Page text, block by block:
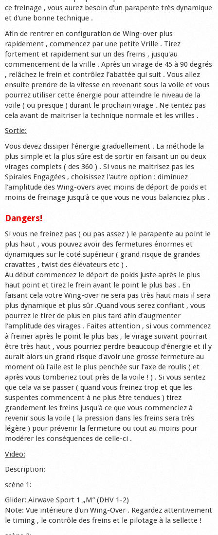
ce freinage , vous aurez besoin d'un parapente très dynamique
et d'une bonne technique .
Afin de rentrer en configuration de Wing-over plus
rapidement , commencez par une petite Vrille . Tirez
fortement et rapidement sur un des freins , jusqu'au
commencement de la vrille . Après un virage de 45 à 90 degrés
, relâchez le frein et contrôlez l'abattée qui suit . Vous allez
ensuite prendre de la vitesse en revenant sous la voile et vous
pourrez utiliser cette énergie pour atteindre le niveau de la
voile ( ou presque ) durant le prochain virage . Ne tentez pas
cela avant de maitriser la technique normale et les vrilles .
Sortie:
Vous devez dissiper l'énergie graduellement . La méthode la
plus simple et la plus sûre est de sortir en faisant un ou deux
virages complets ( des 360 ) . Si vous ne maitrisez pas les
Spirales Engagées , choisissez l'autre option : diminuez
l'amplitude des Wing-overs avec moins de déport de poids et
moins de freinage jusqu'à ce que vous ne vous balanciez plus .
Dangers!
Si vous ne freinez pas ( ou pas assez ) le parapente au point le
plus haut , vous pouvez avoir des fermetures énormes et
dynamiques sur le coté supérieur ( grand risque de grandes
cravattes , twist des élévateurs etc ) .
Au début commencez le déport de poids juste après le plus
haut point et tirez le frein avant le point le plus bas . En
faisant cela votre Wing-over ne sera pas très haut mais il sera
plus dynamique et plus sûr .Quand vous serez confiant , vous
pourrez le tirer de plus en plus tard afin d'augmenter
l'amplitude des virages . Faites attention , si vous commencez
à freiner après le point le plus bas , le virage suivant pourrait
être très haut , vous pourriez perdre beaucoup d'énergie et il y
aurait alors un grand risque d'avoir une grosse fermeture au
moment où l'aile est le plus penchée sur l'axe de roulis ( et
après vous tomberiez tout près de la voile ! ) . Si vous sentez
que cela va se passer ( quand vous freinez trop et que les
suspentes commencent à ne plus être tendues ) tirez
grandement les freins jusqu'à ce que vous commenciez à
revenir sous la voile ( la pression dans les freins sera très
légère ) pour prévenir la fermeture ou tout au moins pour
modérer les conséquences de celle-ci .
Video:
Description:
scène 1:
Glider: Airwave Sport 1 „M” (DHV 1-2)
Note: Vue intérieure d'un Wing-Over . Regardez attentivement
le timing , le contrôle des freins et le pilotage à la sellette !